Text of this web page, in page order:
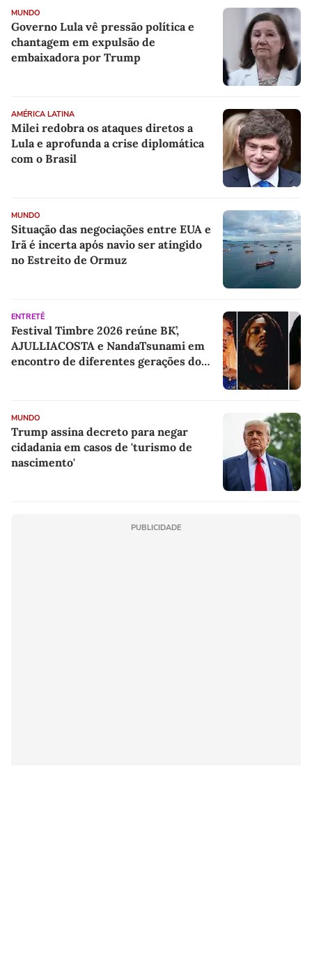
MUNDO
Governo Lula vê pressão política e
chantagem em expulsão de
embaixadora por Trump
AMÉRICA LATINA
Milei redobra os ataques diretos a
Lula e aprofunda a crise diplomática
com o Brasil
MUNDO
Situação das negociações entre EUA e
Irã é incerta após navio ser atingido
no Estreito de Ormuz
ENTRETÊ
Festival Timbre 2026 reúne BK’,
AJULLIACOSTA e NandaTsunami em
encontro de diferentes gerações do
MUNDO
Trump assina decreto para negar
cidadania em casos de 'turismo de
nascimento'
PUBLICIDADE